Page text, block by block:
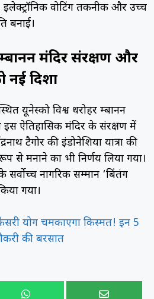
इलेक्ट्रॉनिक वोटिंग तकनीक और उच्च
बनाई।
मंदिर संरक्षण और
नई दिशा
यूनेस्को विश्व धरोहर प्रम्बानन
इस ऐतिहासिक मंदिर के संरक्षण में
टैगोर की इंडोनेशिया यात्रा की
से मनाने का भी निर्णय लिया गया।
सर्वोच्च नागरिक सम्मान ‘बिंतंग
गया।
योग चमकाएगा किस्मत! इन 5
की बरसात